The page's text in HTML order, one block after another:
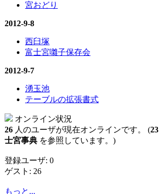
宮おどり
2012-9-8
西臼塚
富士宮囃子保存会
2012-9-7
湧玉池
テーブルの拡張書式
オンライン状況
26 人のユーザが現在オンラインです。 (23
士宮事典 を参照しています。)
登録ユーザ: 0
ゲスト: 26
もっと...